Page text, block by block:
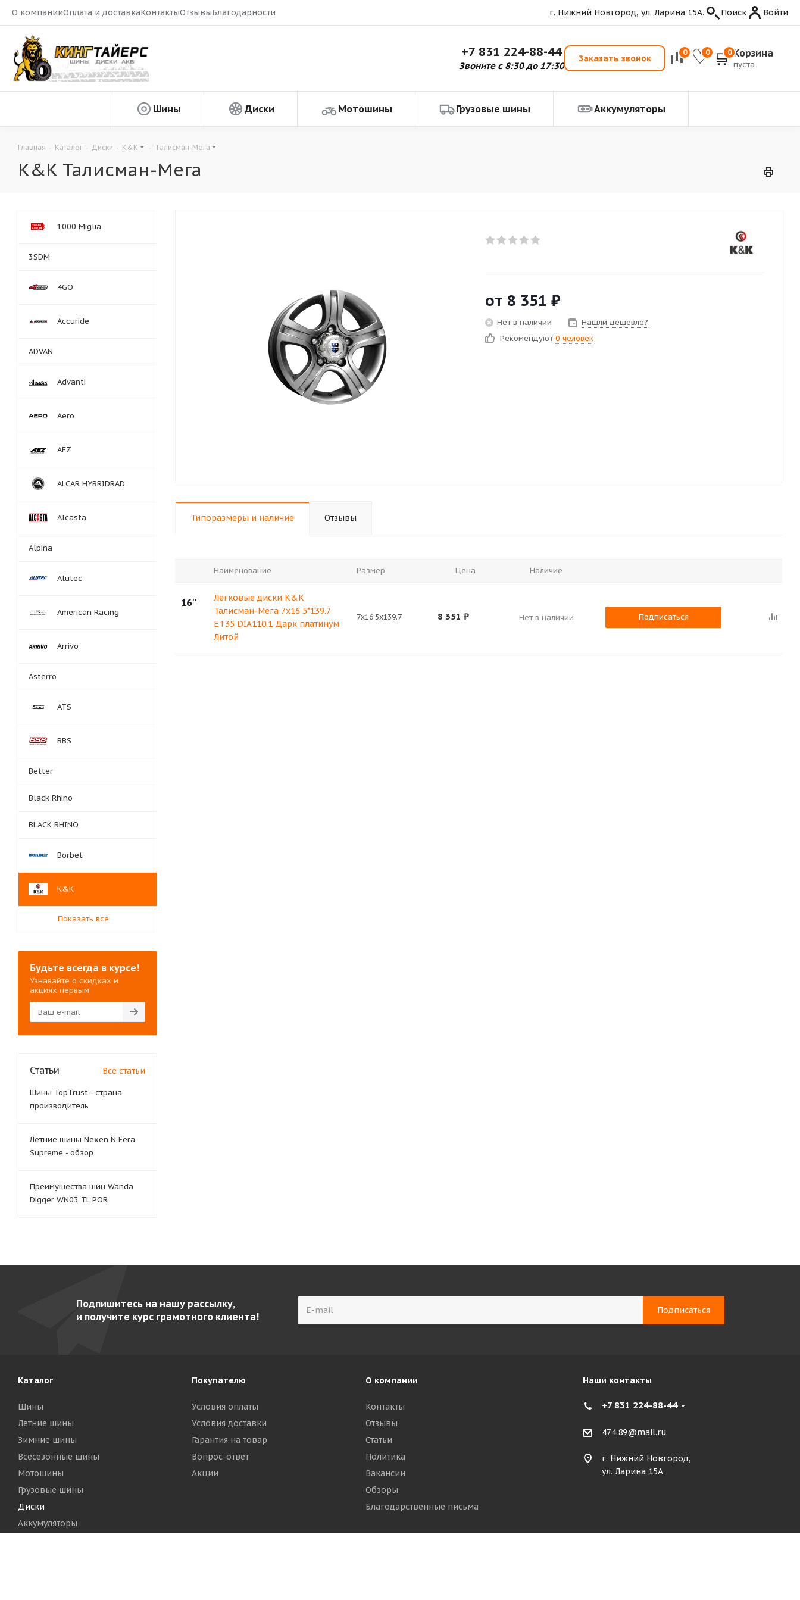
О компанииОплата и доставкаКонтактыОтзывыБлагодарности г. Нижний Новгород, ул. Ларина 15А. Поиск Войти
+7 831 224-88-44
Звоните с 8:30 до 17:30
Заказать звонок
0 0 0 Корзина
пуста
Шины Диски Мотошины Грузовые шины Аккумуляторы
Главная - Каталог - Диски - K&K - Талисман-Мега
K&K Талисман-Мега
от 8 351 ₽
Нет в наличии
Нашли дешевле?
Рекомендуют 0 человек
Типоразмеры и наличие Отзывы
Наименование Размер Цена Наличие
16''
Легковые диски K&K
Талисман-Мега 7x16 5*139.7
ET35 DIA110.1 Дарк платинум
Литой
7x16 5x139.7 8 351 ₽ Нет в наличии Подписаться
1000 Miglia
3SDM
4GO
Accuride
ADVAN
Advanti
Aero
AEZ
ALCAR HYBRIDRAD
Alcasta
Alpina
Alutec
American Racing
Arrivo
Asterro
ATS
BBS
Better
Black Rhino
BLACK RHINO
Borbet
K&K
Показать все
Будьте всегда в курсе!
Узнавайте о скидках и
акциях первым
Статьи Все статьи
Шины TopTrust - страна
производитель
Летние шины Nexen N Fera
Supreme - обзор
Преимущества шин Wanda
Digger WN03 TL POR
Подпишитесь на нашу рассылку,
и получите курс грамотного клиента!
Каталог
Шины
Летние шины
Зимние шины
Всесезонные шины
Мотошины
Грузовые шины
Диски
Аккумуляторы
Покупателю
Условия оплаты
Условия доставки
Гарантия на товар
Вопрос-ответ
Акции
О компании
Контакты
Отзывы
Статьи
Политика
Вакансии
Обзоры
Благодарственные письма
Наши контакты
+7 831 224-88-44
474.89@mail.ru
г. Нижний Новгород,
ул. Ларина 15А.